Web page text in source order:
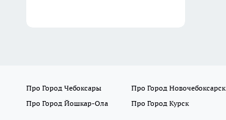
Про Город Чебоксары Про Город Новочебоксарск
Про Город Йошкар-Ола
Про Город Курск